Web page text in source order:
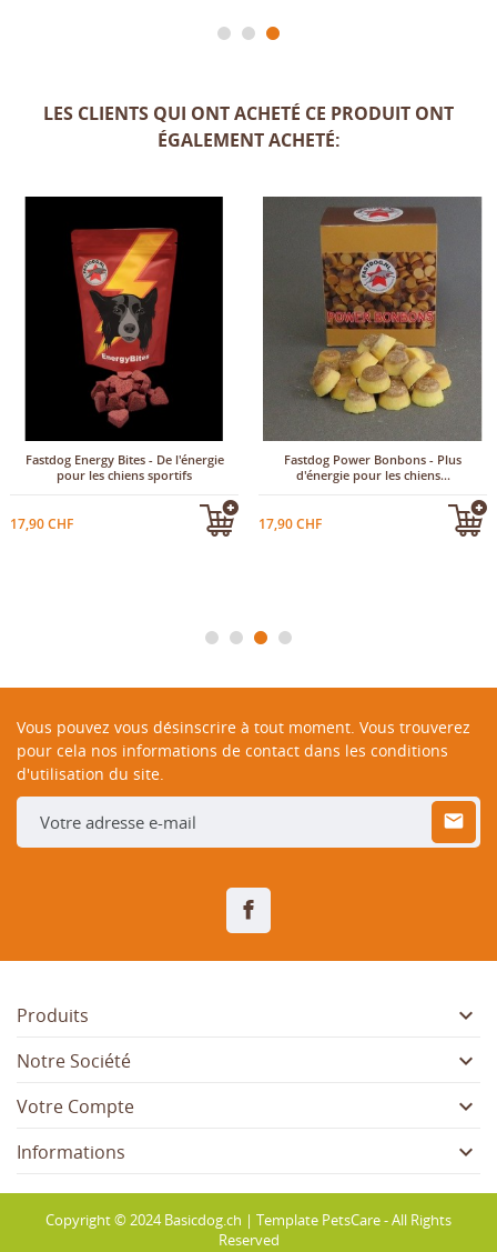
LES CLIENTS QUI ONT ACHETÉ CE PRODUIT ONT
ÉGALEMENT ACHETÉ:
Fastdog Energy Bites - De l'énergie
pour les chiens sportifs
17,90 CHF
Fastdog Power Bonbons - Plus
d'énergie pour les chiens...
17,90 CHF
Vous pouvez vous désinscrire à tout moment. Vous trouverez
pour cela nos informations de contact dans les conditions
d'utilisation du site.
Facebook
Produits 
Notre Société 
Votre Compte 
Informations 
Copyright © 2024 Basicdog.ch | Template PetsCare - All Rights
Reserved